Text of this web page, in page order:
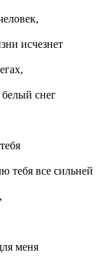
исчезнет
снег
тебя все сильней
меня